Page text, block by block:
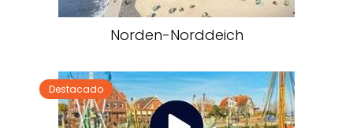
Norden-Norddeich
Destacado